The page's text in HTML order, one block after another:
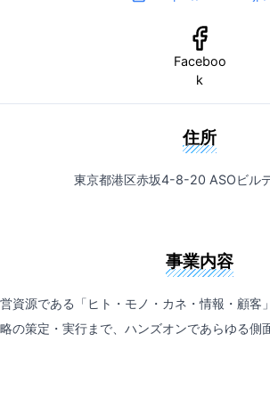
Faceboo
k
住所
東京都港区赤坂4-8-20 ASOビル
事業内容
資源である「ヒト・モノ・カネ・情報・顧客
の策定・実行まで、ハンズオンであらゆる側